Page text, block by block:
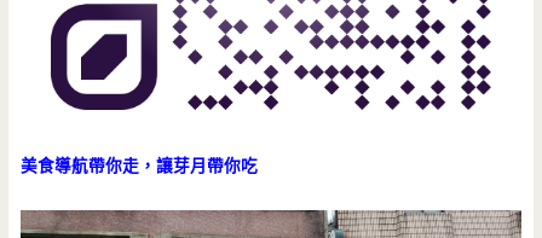
美食導航帶你走，讓芽月帶你吃